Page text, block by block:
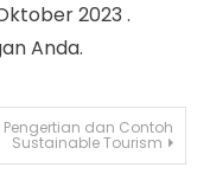
2023 .
Anda.
Pengertian dan Contoh
Sustainable Tourism